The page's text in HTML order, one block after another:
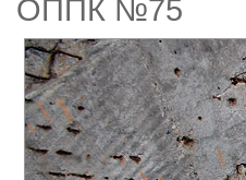
ОППК №75